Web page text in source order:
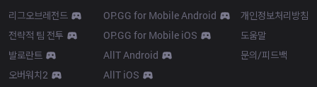
리그오브레전드
전략적 팀 전투
발로란트
오버워치2
OP.GG for Mobile Android
OP.GG for Mobile iOS
AllT Android
AllT iOS
개인정보처리방침
도움말
문의/피드백